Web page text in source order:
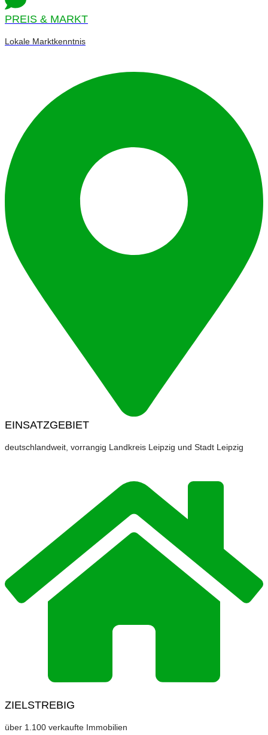
PREIS & MARKT
Lokale Marktkenntnis
EINSATZGEBIET
deutschlandweit, vorrangig Landkreis Leipzig und Stadt Leipzig
ZIELSTREBIG
über 1.100 verkaufte Immobilien